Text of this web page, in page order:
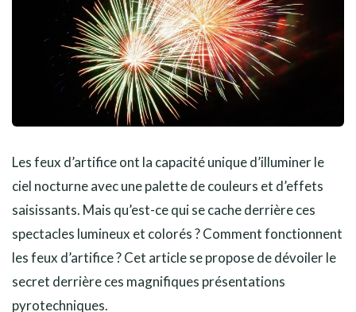
Les feux d’artifice ont la capacité unique d’illuminer le
ciel nocturne avec une palette de couleurs et d’effets
saisissants. Mais qu’est-ce qui se cache derrière ces
spectacles lumineux et colorés ? Comment fonctionnent
les feux d’artifice ? Cet article se propose de dévoiler le
secret derrière ces magnifiques présentations
pyrotechniques.